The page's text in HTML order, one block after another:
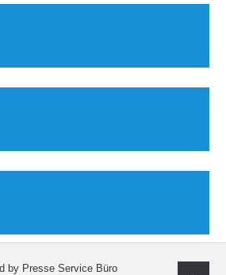
by Presse Service Büro